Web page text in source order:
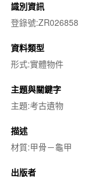
識別資訊
登錄號:ZR026858
資料類型
形式:實體物件
主題與關鍵字
主題:考古遺物
描述
材質:甲骨－龜甲
出版者